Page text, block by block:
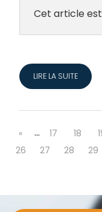
Cet article
LIRE LA SUITE
« … 17 18
26
27 28 29